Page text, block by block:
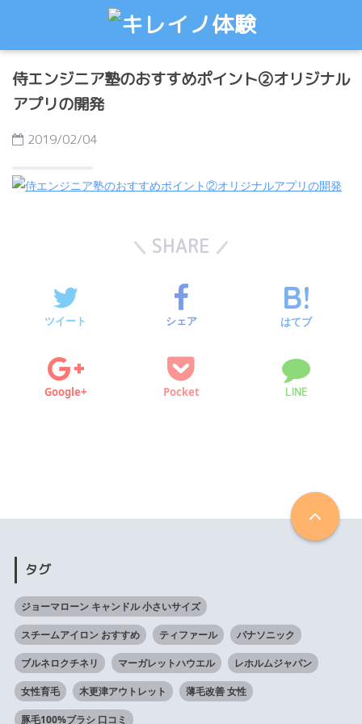
侍エンジニア塾のおすすめポイント②オリジナル
アプリの開発
2019/02/04
SHARE
ツイート シェア はてブ
Google+ Pocket LINE
タグ
ジョーマローン キャンドル 小さいサイズ
スチームアイロン おすすめ ティファール パナソニック
ブルネロクチネリ マーガレットハウエル レホルムジャパン
女性育毛 木更津アウトレット 薄毛改善 女性
豚毛100%ブラシ 口コミ